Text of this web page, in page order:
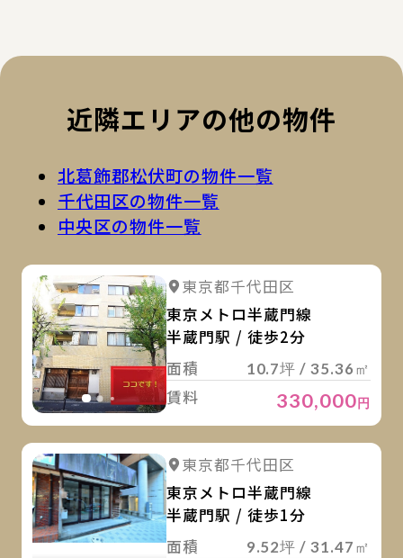
近隣エリアの他の物件
北葛飾郡松伏町の物件一覧
千代田区の物件一覧
中央区の物件一覧
詳細を見る
東京都千代田区
東京メトロ半蔵門線
半蔵門駅 / 徒歩2分
面積
10.7坪 / 35.36㎡
賃料 330,000円
詳細を見る
東京都千代田区
東京メトロ半蔵門線
半蔵門駅 / 徒歩1分
面積
9.52坪 / 31.47㎡